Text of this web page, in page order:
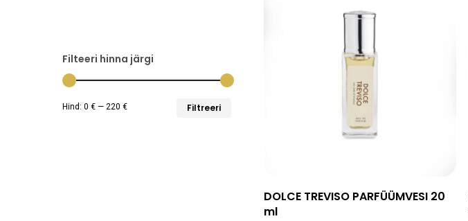
Filteeri hinna järgi
Filtreeri
Hind: 0 € — 220 €
Lisa korvi
DOLCE TREVISO PARFÜÜMVESI 20
ml